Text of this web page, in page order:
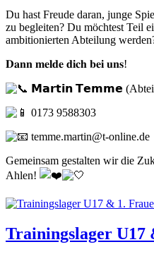
Du hast Freude daran, junge
zu begleiten? Du möchtest Teil
ambitionierten Abteilung
𝐃𝐚𝐧𝐧 𝐦𝐞𝐥𝐝𝐞 𝐝𝐢𝐜𝐡 𝐛𝐞𝐢 𝐮𝐧𝐬!
𝗠𝗮𝗿𝘁𝗶𝗻 𝗧𝗲𝗺𝗺𝗲
0173 9588303
temme.martin@t-online.de
Gemeinsam gestalten wir die
Ahlen!
Trainingslager U17